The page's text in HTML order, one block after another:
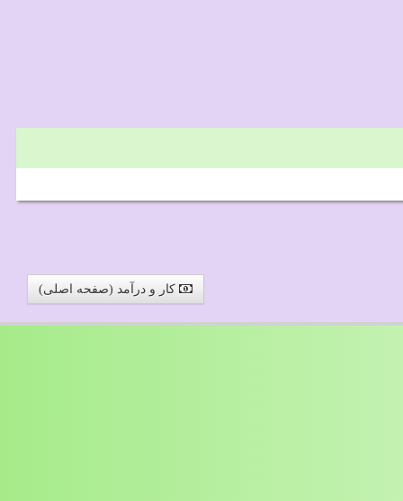
کار و درآمد (صفحه اصلی)